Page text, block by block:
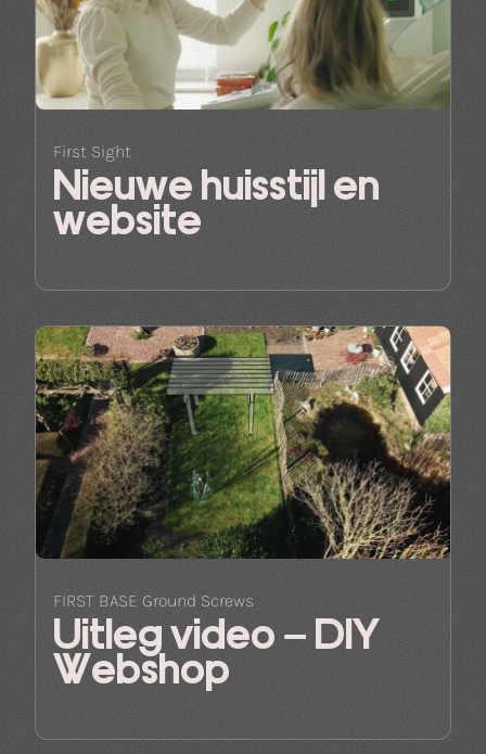
First Sight
Nieuwe huisstijl en
website
FIRST BASE Ground Screws
Uitleg video – DIY
Webshop